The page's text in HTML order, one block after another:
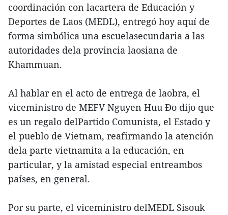
coordinación con lacartera de Educación y
Deportes de Laos (MEDL), entregó hoy aquí de
forma simbólica una escuelasecundaria a las
autoridades dela provincia laosiana de
Khammuan.
Al hablar en el acto de entrega de laobra, el
viceministro de MEFV Nguyen Huu Đo dijo que
es un regalo delPartido Comunista, el Estado y
el pueblo de Vietnam, reafirmando la atención
dela parte vietnamita a la educación, en
particular, y la amistad especial entreambos
países, en general.
Por su parte, el viceministro delMEDL Sisouk